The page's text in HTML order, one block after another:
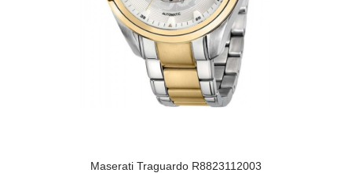
Maserati Traguardo R8823112003